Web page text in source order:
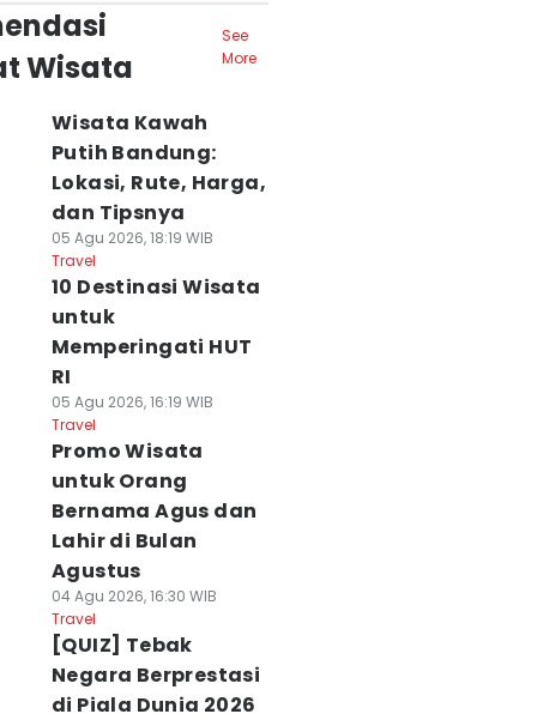
Wisata
See
More
Wisata Kawah
Putih Bandung:
Lokasi, Rute, Harga,
dan Tipsnya
05 Agu 2026, 18:19 WIB
Travel
10 Destinasi Wisata
untuk
Memperingati HUT
RI
05 Agu 2026, 16:19 WIB
Travel
Promo Wisata
untuk Orang
Bernama Agus dan
Lahir di Bulan
Agustus
04 Agu 2026, 16:30 WIB
Travel
[QUIZ] Tebak
Negara Berprestasi
di Piala Dunia 2026